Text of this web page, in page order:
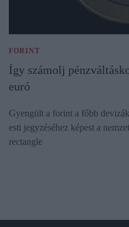
FORINT
Így számolj
euró
Gyengült a forint a főbb
esti jegyzéséhez képest a
rectangle